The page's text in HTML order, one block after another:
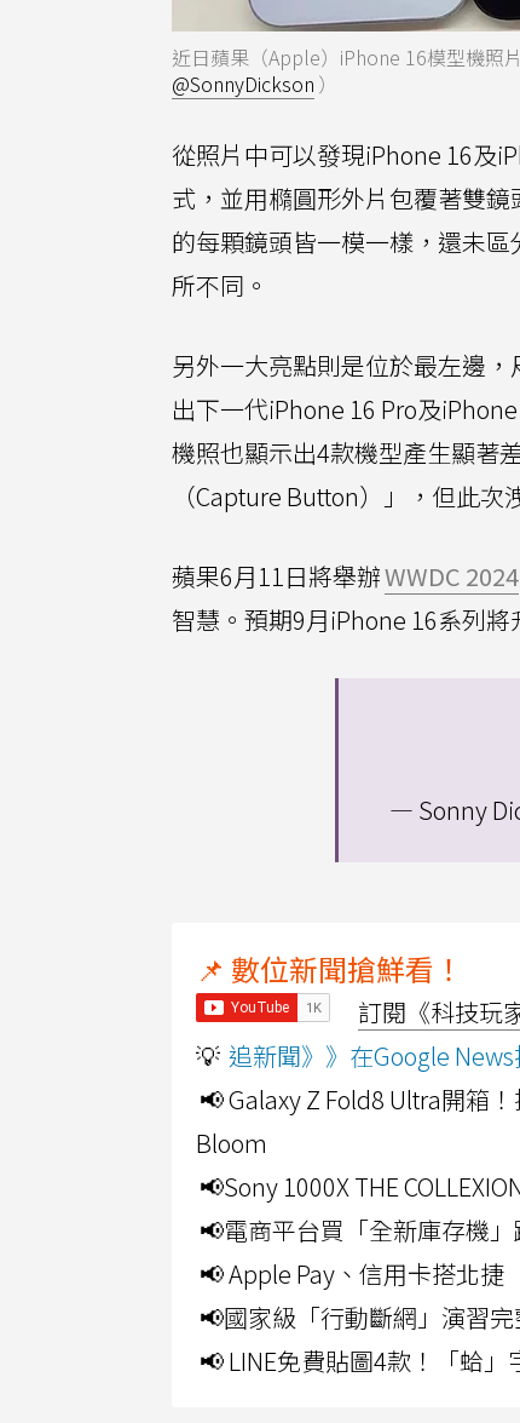
近日蘋果（Apple）iPhone 16模型機照
@SonnyDickson ）
從照片中可以發現iPhone 16及
式，並用橢圓形外片包覆著雙
的每顆鏡頭皆一模一樣，還未
所不同。
另外一大亮點則是位於最左邊
出下一代iPhone 16 Pro及
機照也顯示出4款機型產生顯著
（Capture Button）」，但此
蘋果6月11日將舉辦WWDC 2024
智慧。預期9月iPhone 16系列
— Sonny
📌 數位新聞搶鮮看！
訂閱《科技玩
💡 追新聞》》在Google
📢 Galaxy Z Fold8 Ultra開箱
Bloom
📢Sony 1000X THE
📢電商平台買「全新庫存機
📢 Apple Pay、信用卡搭北
📢國家級「行動斷網」演習
📢 LINE免費貼圖4款！「蛤